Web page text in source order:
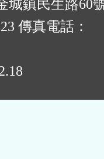
城鎮民生路60
傳真電話：